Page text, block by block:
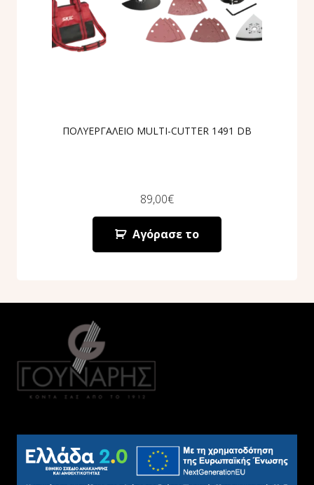
ΠΟΛΥΕΡΓΑΛΕΙΟ MULTI-CUTTER 1491 DB
89,00€
Αγόρασε το